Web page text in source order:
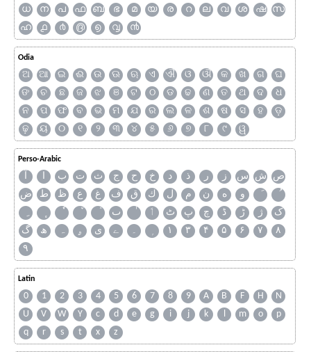
ധ
ന പ ഫ ബ ഭ മ യ ര റ ല വ ശ ഷ
സ
ഹ
൧ ൪ ൫ ൭ ൮ ൯
Odia
ଅ ଆ ଇ ଈ ଉ ଊ ଋ ଏ ଐ ଓ ଔ କ ଖ ଗ
ଘ
ଙ
ଚ ଛ ଜ ଝ ଞ ଟ ଠ ଡ ଢ ଣ ତ ଥ ଦ
ଧ
ନ
ପ ଫ ବ ଭ ମ ଯ ର ଲ ଳ ଶ ଷ ସ ହ
ଡ଼
ଢ଼
ୟ ୦ ୧ ୨ ୩ ୪ ୫ ୬ ୭ ୮ ୯ ୱ
Perso-Arabic
آ ا ب ت ث ج ح خ د ذ ر ز س ش ص
ض
ط ظ ع غ ف ق ك ل م ن ه
و
ٮ
ٲ ٹ پ چ ڈ ڑ ژ
ک
گ
ھ ہ ۄ ی ے ۔ ۱ ۳ ۴ ۵ ۶ ۷
۸
۹
Latin
0 1 2 3 4 5 6 7 8 9 A B F H
N
U
V W Y c d e g i j k l m o
p
q
r s t x z